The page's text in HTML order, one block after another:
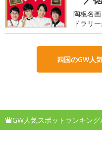
陶板名
ドラリ
四国のGW人
GW人気スポットランキング